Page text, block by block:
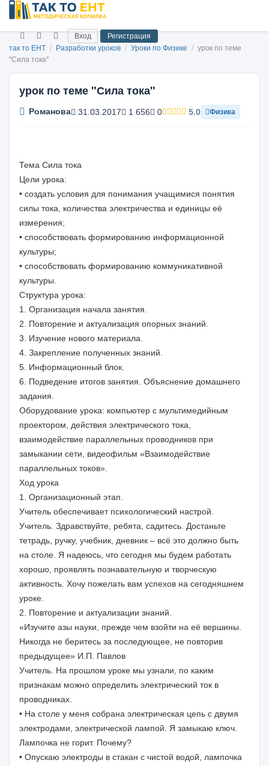
Вход
Регистрация
так то ЕНТ / Разработки уроков / Уроки по Физике / урок по теме
"Сила тока"
урок по теме "Сила тока"
Романова 31.03.2017 1 656 0 5.0 Физика
Тема Сила тока
Цели урока:
• создать условия для понимания учащимися понятия
силы тока, количества электричества и единицы её
измерения;
• способствовать формированию информационной
культуры;
• способствовать формированию коммуникативной
культуры.
Структура урока:
1. Организация начала занятия.
2. Повторение и актуализация опорных знаний.
3. Изучение нового материала.
4. Закрепление полученных знаний.
5. Информационный блок.
6. Подведение итогов занятия. Объяснение домашнего
задания.
Оборудование урока: компьютер с мультимедийным
проектором, действия электрического тока,
взаимодействие параллельных проводников при
замыкании сети, видеофильм «Взаимодействие
параллельных токов».
Ход урока
1. Организационный этап.
Учитель обеспечивает психологический настрой.
Учитель. Здравствуйте, ребята, садитесь. Достаньте
тетрадь, ручку, учебник, дневник – всё это должно быть
на столе. Я надеюсь, что сегодня мы будем работать
хорошо, проявлять познавательную и творческую
активность. Хочу пожелать вам успехов на сегодняшнем
уроке.
2. Повторение и актуализации знаний.
«Изучите азы науки, прежде чем взойти на её вершины.
Никогда не беритесь за последующее, не повторив
предыдущее» И.П. Павлов
Учитель. На прошлом уроке мы узнали, по каким
признакам можно определить электрический ток в
проводниках.
• На столе у меня собрана электрическая цепь с двумя
электродами, электрической лампой. Я замыкаю ключ.
Лампочка не горит. Почему?
• Опускаю электроды в стакан с чистой водой, лампочка